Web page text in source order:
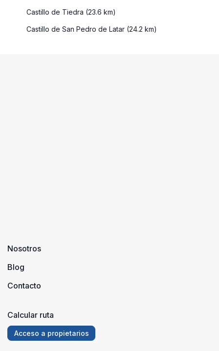
Castillo de Tiedra (23.6 km)
Castillo de San Pedro de Latar (24.2 km)
Nosotros
Blog
Contacto
Calcular ruta
Acceso a propietarios